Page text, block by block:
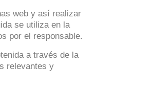
web y así realizar
se utiliza en la
por el responsable.
a través de la
relevantes y